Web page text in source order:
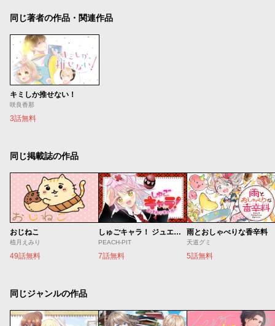
同じ著者の作品・関連作品
キミしか推せない！
咲良香那
3話無料
同じ掲載誌の作品
おじねこ
植月えみり
49話無料
しゅごキャラ！ ジュエルジョーカー
PEACH-PIT
7話無料
雨とおしゃべりな香辛料
天道グミ
5話無料
同じジャンルの作品